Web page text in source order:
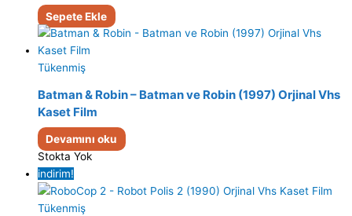
Sepete Ekle
Tükenmiş
Batman & Robin – Batman ve Robin (1997) Orjinal Vhs
Kaset Film
Devamını oku
Stokta Yok
indirim!
Tükenmiş